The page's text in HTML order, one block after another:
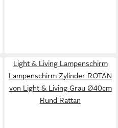
Light & Living Lampenschirm
Lampenschirm Zylinder ROTAN
von Light & Living Grau Ø40cm
Rund Rattan